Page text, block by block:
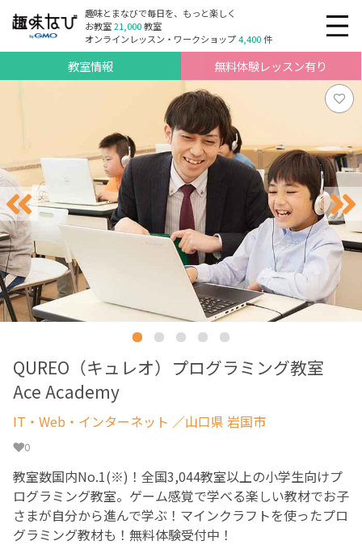
趣味とまなびで毎日を、もっと楽しく
お教室21,000教室
オンラインレッスン・ワークショップ4,400件
教室情報 無料体験レッスン有り
QUREO（キュレオ）プログラミング教室
Ace Academy
IT・Web・インターネット ／山口県 岩国市
0
教室数国内No.1(※)！全国3,044教室以上の小学生向けプ
ログラミング教室。ゲーム感覚で学べる楽しい教材でお子
さまが自分から進んで学ぶ！マインクラフトを使ったプロ
グラミング教材も！無料体験受付中！